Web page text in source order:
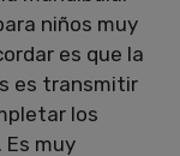
niños muy
es que la
es transmitir
los
Es muy